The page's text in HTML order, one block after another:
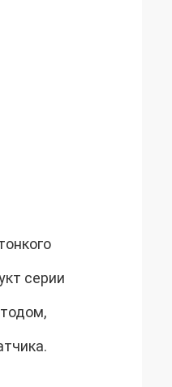
серии